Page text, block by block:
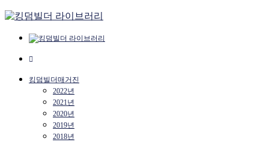
킹덤빌더매거진
2022년
2021년
2020년
2019년
2018년